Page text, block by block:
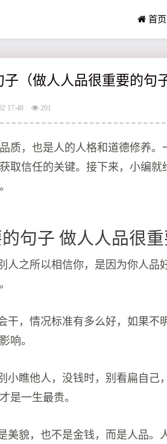
首页
（做人人品很重要的句子
17:48 201
质，也是人的人格和道德修养。
取信任的关键。接下来，小编
句子 做人人品很
人之所以相信你，是因为你人品
干，情况标准有多么好，如果不
响。
小瞧他人，没钱时，别看扁自己
是一生最贵。
美貌，也不是金钱，而是人品。